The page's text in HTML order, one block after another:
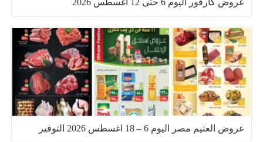
عروض العثيم مصر اليوم 6 – 18 اغسطس 2026 التوفير